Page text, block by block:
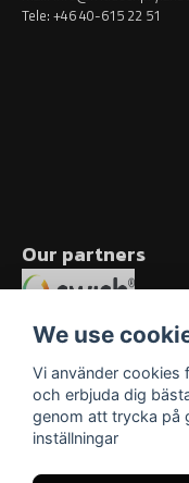
Tele: +46 40-615 22 51
Our partners
We use
Vi använder cookies
och erbjuda dig
genom att trycka på
inställningar